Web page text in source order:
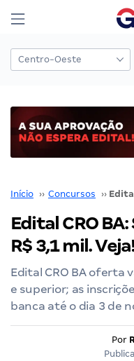
Início ›› Concursos ››
Edital CRO
R$ 3,1 mil.
Edital CRO BA oferta
e superior; as
banca até o dia 3 de
Por